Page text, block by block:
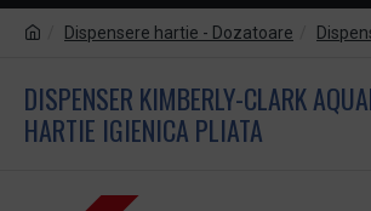
Dispensere hartie - Dozatoare
DISPENSER KIMBERLY-CLARK
HARTIE IGIENICA PLIATA